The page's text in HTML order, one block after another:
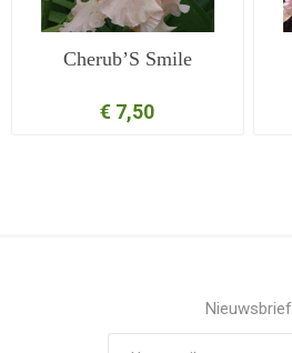
Cherub’S Smile
€ 7,50
Nieuwsbrief